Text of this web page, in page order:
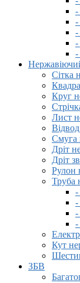
-
-
-
-
-
Сітка
Круг
Лист
Смуга
Дріт
Дріт
Рулон
Труба
-
-
-
-
Кут
ЗБВ